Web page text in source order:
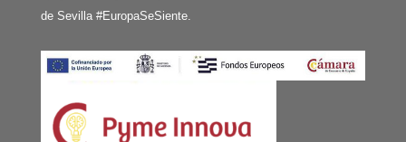
de Sevilla #EuropaSeSiente.